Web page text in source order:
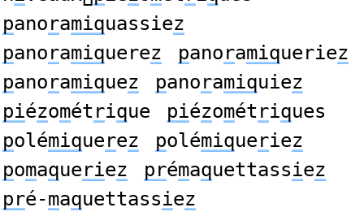
panoramiquassiez
panoramiquerez panoramiqueriez
panoramiquez panoramiquiez
piézométrique piézométriques
polémiquerez polémiqueriez
pomaqueriez prémaquettassiez
pré-maquettassiez